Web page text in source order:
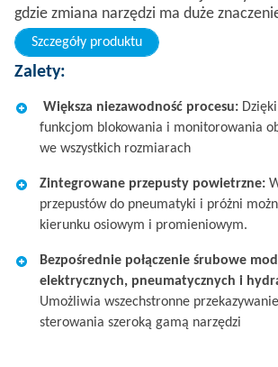
gdzie zmiana narzędzi ma duże
Szczegóły produktu
Zalety:
Większa niezawodność procesu:
funkcjom blokowania i monitorowania
we wszystkich rozmiarach ​
Zintegrowane przepusty powietrzne:
przepustów do pneumatyki i próżni
kierunku osiowym i promieniowym.​
Bezpośrednie połączenie śrubowe
elektrycznych, pneumatycznych i
Umożliwia wszechstronne
sterowania szeroką gamą narzędzi